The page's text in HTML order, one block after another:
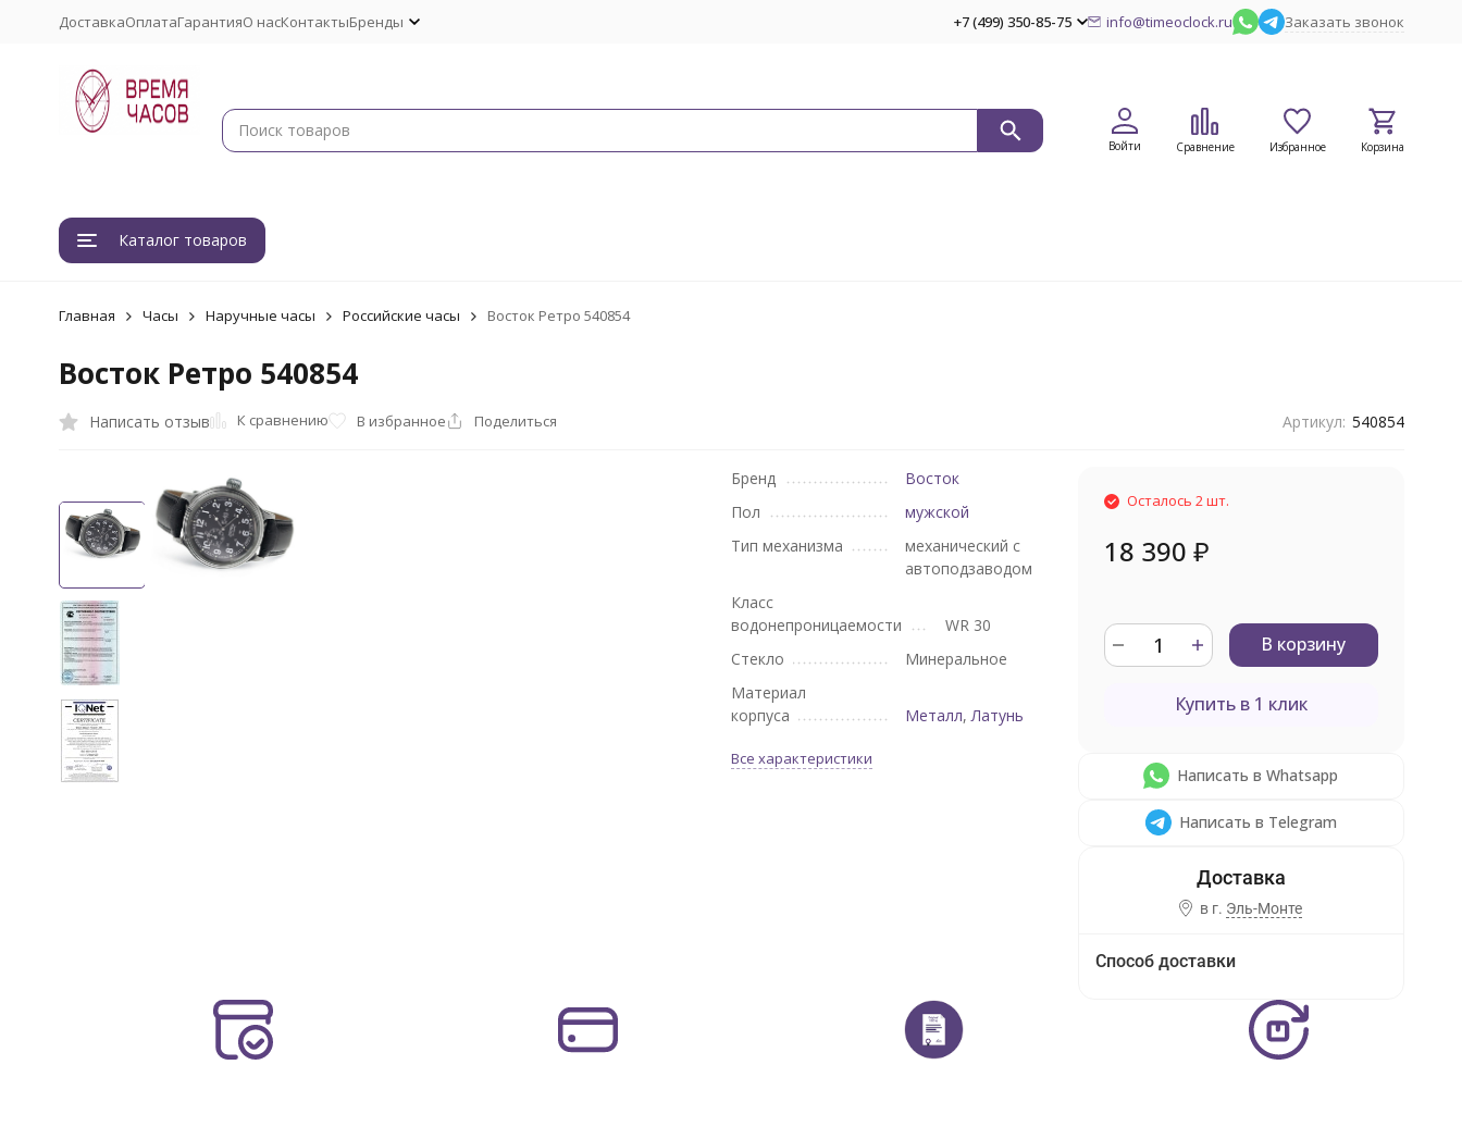
ДоставкаОплатаГарантияО насКонтактыБренды +7 (499) 350-85-75 info@timeoclock.ru Заказать звонок
Войти Сравнение Избранное Корзина
Каталог товаров
Главная Часы Наручные часы Российские часы Восток Ретро 540854
Восток Ретро 540854
Написать отзыв К сравнению В избранное Поделиться Артикул: 540854
Бренд
Восток
Пол
мужской
Тип механизма
механический с
автоподзаводом
Класс
водонепроницаемости
WR 30
Стекло
Минеральное
Материал
корпуса
Металл,Латунь
Все характеристики
Осталось 2 шт.
18 390 ₽
В корзину
Купить в 1 клик
Написать в Whatsapp
Написать в Telegram
в г. Эль-Монте
Способ доставки